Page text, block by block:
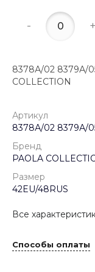
- +
8378А/02 8379А/
COLLECTION
Артикул
8378А/02 8379А/
Бренд
PAOLA
Размер
42EU/48RUS
Все
Способы оплаты